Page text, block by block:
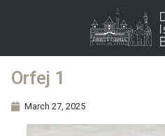
Orfej 1
March 27, 2025